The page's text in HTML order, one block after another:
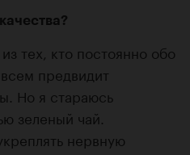
тех, кто постоянно обо
предвидит
Но я стараюсь
зеленый чай.
нервную